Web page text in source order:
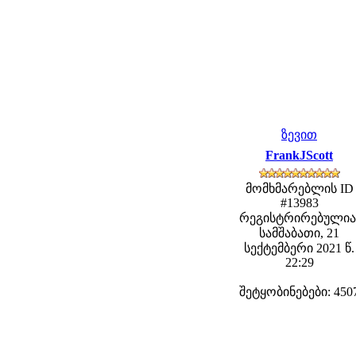
ზევით
FrankJScott
მომხმარებლის ID
#13983
სამშაბათი, 21
სექტემბერი 2021 წ.
22:29
შეტყობინებები: